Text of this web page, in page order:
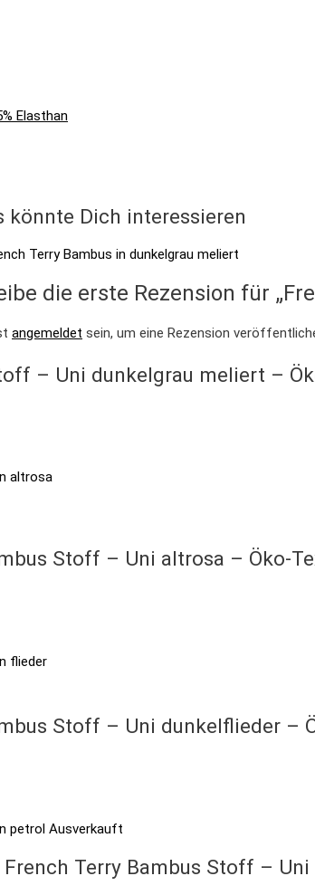
Elasthan
die erste Rezension für
angemeldet sein, um eine Rezension
könnte Dich interessieren
– Uni dunkelgrau meliert –
Stoff – Uni altrosa – Öko-
Stoff – Uni dunkelflieder –
Ausverkauft
Terry Bambus Stoff –